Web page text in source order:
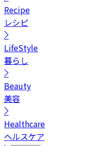
Recipe
レシピ
LifeStyle
暮らし
Beauty
美容
Healthcare
ヘルスケア